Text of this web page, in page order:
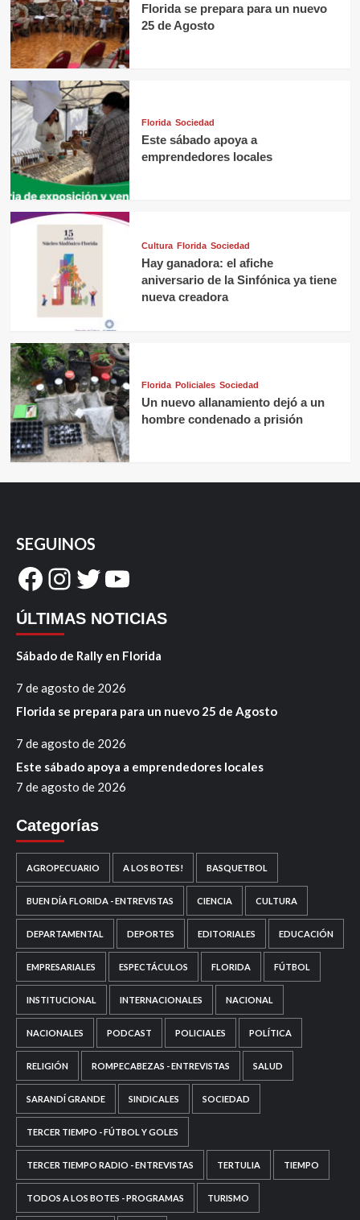
Florida se prepara para un nuevo
25 de Agosto
Florida Sociedad
Este sábado apoya a
emprendedores locales
Cultura Florida Sociedad
Hay ganadora: el afiche
aniversario de la Sinfónica ya tiene
nueva creadora
Florida Policiales Sociedad
Un nuevo allanamiento dejó a un
hombre condenado a prisión
SEGUINOS
Facebook
Instagram
Twitter
YouTube
ÚLTIMAS NOTICIAS
Sábado de Rally en Florida
7 de agosto de 2026
Florida se prepara para un nuevo 25 de Agosto
7 de agosto de 2026
Este sábado apoya a emprendedores locales
7 de agosto de 2026
Categorías
AGROPECUARIO A LOS BOTES! BASQUETBOL
BUEN DÍA FLORIDA - ENTREVISTAS CIENCIA CULTURA
DEPARTAMENTAL DEPORTES EDITORIALES EDUCACIÓN
EMPRESARIALES ESPECTÁCULOS FLORIDA FÚTBOL
INSTITUCIONAL INTERNACIONALES NACIONAL
NACIONALES PODCAST POLICIALES POLÍTICA
RELIGIÓN ROMPECABEZAS - ENTREVISTAS SALUD
SARANDÍ GRANDE SINDICALES SOCIEDAD
TERCER TIEMPO - FÚTBOL Y GOLES
TERCER TIEMPO RADIO - ENTREVISTAS TERTULIA TIEMPO
TODOS A LOS BOTES - PROGRAMAS TURISMO